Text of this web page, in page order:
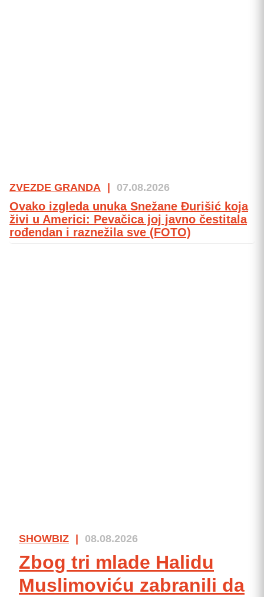
ZVEZDE GRANDA | 07.08.2026
Ovako izgleda unuka Snežane Đurišić koja
živi u Americi: Pevačica joj javno čestitala
rođendan i raznežila sve (FOTO)
SHOWBIZ 08.08.2026
Zbog tri mlade Halidu
Muslimoviću zabranili da